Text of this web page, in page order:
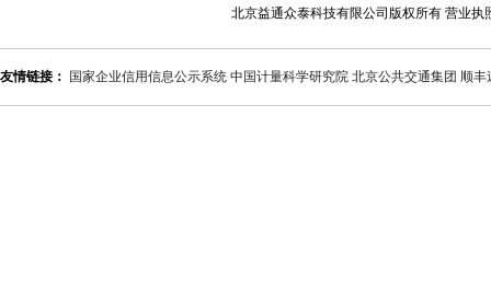
北京益通众泰科技有限公司版权所有 营业执
友情链接： 国家企业信用信息公示系统 中国计量科学研究院 北京公共交通集团 顺丰